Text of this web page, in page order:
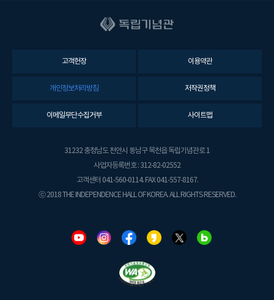
고객헌장 이용약관
개인정보처리방침 저작권정책
이메일무단수집거부 사이트맵
31232 충청남도 천안시 동남구 목천읍 독립기념관로 1
사업자등록번호 : 312-82-02552
고객센터 041-560-0114. FAX 041-557-8167.
ⓒ 2018 THE INDEPENDENCE HALL OF KOREA. ALL RIGHTS RESERVED.